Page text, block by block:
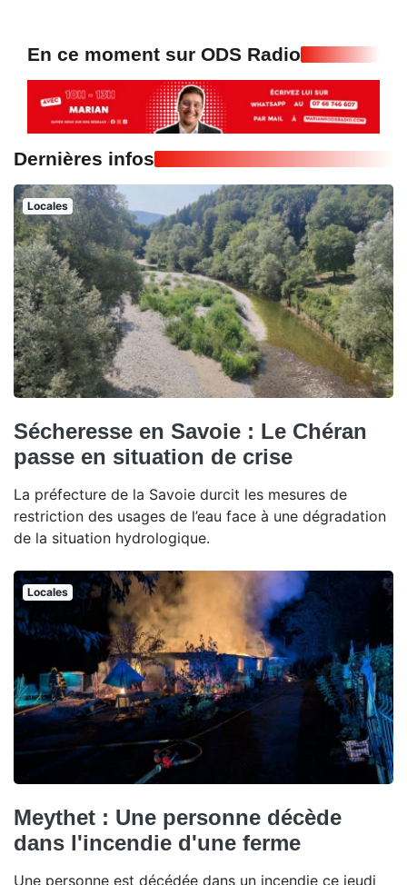
En ce moment sur ODS Radio
Dernières infos
Locales
Sécheresse en Savoie : Le Chéran
passe en situation de crise
La préfecture de la Savoie durcit les mesures de
restriction des usages de l’eau face à une dégradation
de la situation hydrologique.
Locales
Meythet : Une personne décède
dans l'incendie d'une ferme
Une personne est décédée dans un incendie ce jeudi